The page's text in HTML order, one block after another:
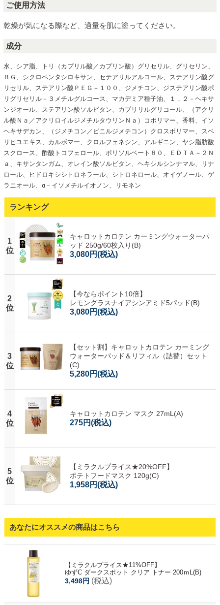
ご使用方法
乾燥が気になる際など、適量を肌に塗ってください。
成分
水、シア脂、トリ（カプリル酸／カプリン酸）グリセリル、グリセリン、
ＢＧ、シクロペンタシロキサン、セテアリルアルコール、ステアリン酸グ
リセリル、ステアリン酸ＰＥＧ－１００、ジメチコン、ジステアリン酸ポ
リグリセリル－３メチルグルコース、マカデミア種子油、１，２－ヘキサ
ンジオール、ステアリン酸ソルビタン、カプリリルグリコール、（アクリ
ル酸Ｎａ／アクリロイルジメチルタウリンＮａ）コポリマー、香料、イソ
ヘキサデカン、（ジメチコン／ビニルジメチコン）クロスポリマー、スベ
リヒユエキス、カルボマー、クロルフェネシン、アルギニン、ヤシ脂肪酸
スクロース、酢酸トコフェロール、ポリソルベート８０、ＥＤＴＡ－２Ｎ
ａ、キサンタンガム、オレイン酸ソルビタン、ヘキシルシンナマル、リナ
ロール、ヒドロキシシトロネラール、シトロネロール、オイゲノール、ゲ
ラニオール、α－イソメチルイオノン、リモネン
ランキング
1
位
キャロットカロテン カーミングウォーターパ
ッド 250g/60枚入り(B)
3,080円(税込)
2
位
【今ならポイント10倍】
レモングラスナイアシンアミド5パッド(B)
3,080円(税込)
3
位
【セット割】キャロットカロテン カーミング
ウォーターパッド＆リフィル（詰替）セット
(C)
5,280円(税込)
4
位
キャロットカロテン マスク 27mL(A)
275円(税込)
5
位
【ミラクルプライス★20%OFF】
ポテトフードマスク 120g(C)
1,958円(税込)
あなたにオススメの商品はこちら
【ミラクルプライス★11%OFF】
ゆずC ダークスポット クリア トナー 200ｍL(B)
3,498円 (税込)